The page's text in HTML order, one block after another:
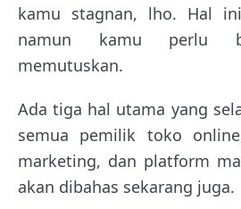
kamu stagnan, lho. Hal
namun kamu perlu
memutuskan.
Ada tiga hal utama yang
semua pemilik toko
marketing, dan platform
akan dibahas sekarang juga.